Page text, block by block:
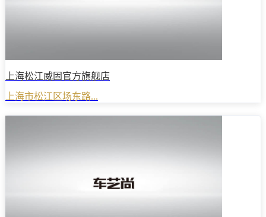
上海松江威固官方旗舰店
上海市松江区场东路...